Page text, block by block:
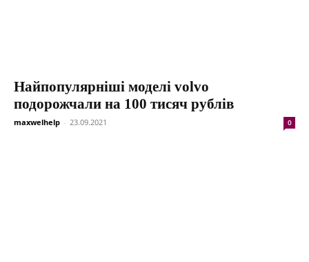
Найпопулярніші моделі volvo
подорожчали на 100 тисяч рублів
maxwelhelp - 23.09.2021 0